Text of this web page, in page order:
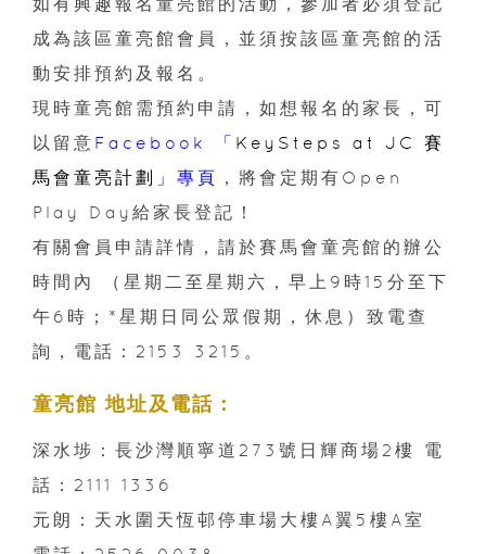
成為該區童亮館會員，並須按該區童亮館的活
動安排預約及報名。
現時童亮館需預約申請，如想報名的家長，可
以留意 Facebook 「 KeySteps at JC 賽
馬會童亮計劃 」專頁 ，將會定期有Open
Play Day給家長登記！
有關會員申請詳情，請於賽馬會童亮館的辦公
時間內 （星期二至星期六，早上9時15分至下
午6時；*星期日同公眾假期，休息）致電查
詢，電話：2153 3215。
童亮館 地址及電話：
深水埗：長沙灣順寧道273號日輝商場2樓 電
話：2111 1336
元朗：天水圍天恆邨停車場大樓A翼5樓A室